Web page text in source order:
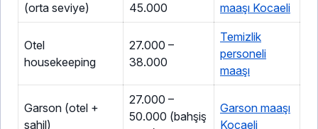
(orta seviye)
45.000
maaşı Kocaeli
Otel
housekeeping
27.000 –
38.000
Temizlik
personeli
maaşı
Garson (otel +
sahil)
27.000 –
50.000 (bahşiş
Garson maaşı
Kocaeli